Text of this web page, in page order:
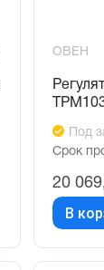
ОВЕН
Под
Срок
20
В